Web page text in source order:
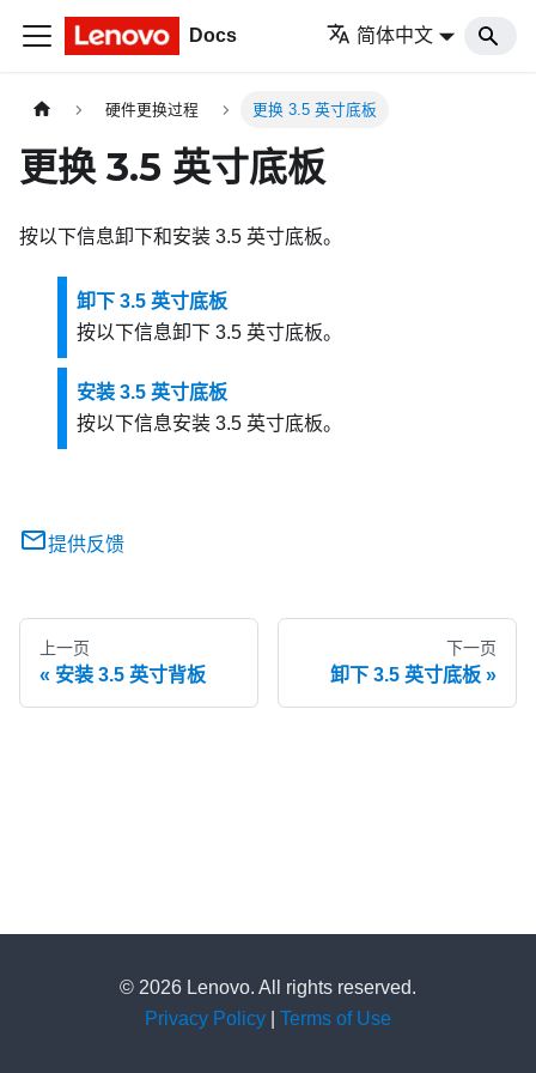
Docs 简体中文
硬件更换过程 更换 3.5 英寸底板
更换 3.5 英寸底板
按以下信息卸下和安装 3.5 英寸底板。
卸下 3.5 英寸底板
按以下信息卸下 3.5 英寸底板。
安装 3.5 英寸底板
按以下信息安装 3.5 英寸底板。
提供反馈
上一页
安装 3.5 英寸背板
下一页
卸下 3.5 英寸底板
© 2026 Lenovo. All rights reserved.
Privacy Policy
Terms of Use